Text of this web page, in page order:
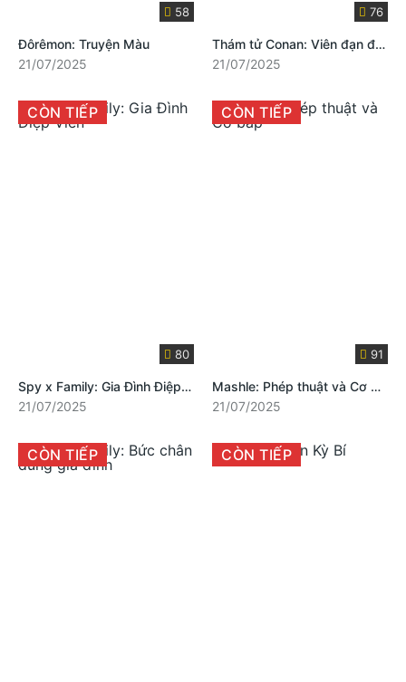
58
Đôrêmon: Truyện Màu
21/07/2025
76
Thám tử Conan: Viên đạn đỏ tươi
21/07/2025
80
CÒN TIẾP
Spy x Family: Gia Đình Điệp Viên
21/07/2025
91
CÒN TIẾP
Mashle: Phép thuật và Cơ bắp
21/07/2025
CÒN TIẾP CÒN TIẾP